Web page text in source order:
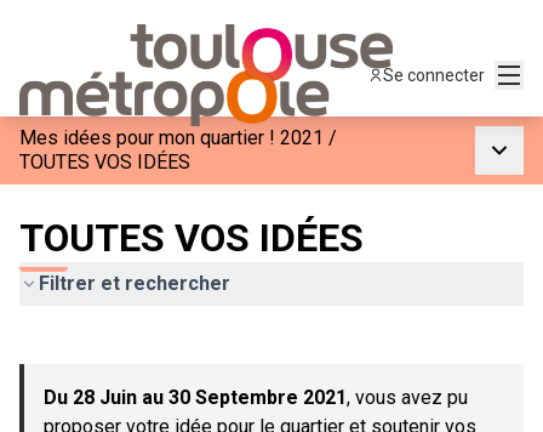
Se connecter
Mes idées pour mon quartier ! 2021 /
TOUTES VOS IDÉES
TOUTES VOS IDÉES
Filtrer et rechercher
−
Du 28 Juin au 30 Septembre 2021, vous avez pu
proposer votre idée pour le quartier et soutenir vos